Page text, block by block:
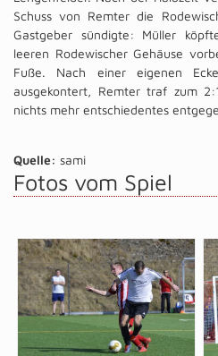
Schuss von Remter die
Gastgeber sündigte: Müller
leeren Rodewischer Gehäuse
Fuße. Nach einer eigenen
ausgekontert, Remter traf zum
nichts mehr entschiedentes
Quelle: sami
Fotos vom Spiel